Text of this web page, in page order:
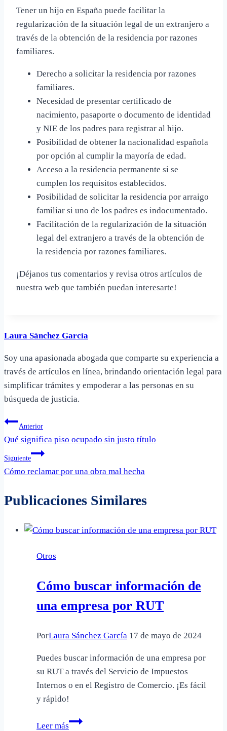
Tener un hijo en España puede facilitar la
regularización de la situación legal de un extranjero a
través de la obtención de la residencia por razones
familiares.
Derecho a solicitar la residencia por razones
familiares.
Necesidad de presentar certificado de
nacimiento, pasaporte o documento de identidad
y NIE de los padres para registrar al hijo.
Posibilidad de obtener la nacionalidad española
por opción al cumplir la mayoría de edad.
Acceso a la residencia permanente si se
cumplen los requisitos establecidos.
Posibilidad de solicitar la residencia por arraigo
familiar si uno de los padres es indocumentado.
Facilitación de la regularización de la situación
legal del extranjero a través de la obtención de
la residencia por razones familiares.
¡Déjanos tus comentarios y revisa otros artículos de
nuestra web que también puedan interesarte!
Laura Sánchez García
Soy una apasionada abogada que comparte su experiencia a
través de artículos en línea, brindando orientación legal para
simplificar trámites y empoderar a las personas en su
búsqueda de justicia.
Navegación
de
entradas
Anterior
Qué significa piso ocupado sin justo título
Siguiente
Cómo reclamar por una obra mal hecha
Publicaciones Similares
Otros
Cómo buscar información de
una empresa por RUT
PorLaura Sánchez García 17 de mayo de 2024
Puedes buscar información de una empresa por
su RUT a través del Servicio de Impuestos
Internos o en el Registro de Comercio. ¡Es fácil
y rápido!
Leer más
Cómo